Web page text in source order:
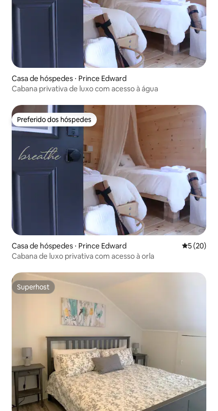
Casa de hóspedes ⋅ Prince Edward
Cabana privativa de luxo com acesso à água
Preferido dos hóspedes
Preferido dos hóspedes
Casa de hóspedes ⋅ Prince Edward 5 de uma
5 (20)
Cabana de luxo privativa com acesso à orla
Superhost
Superhost